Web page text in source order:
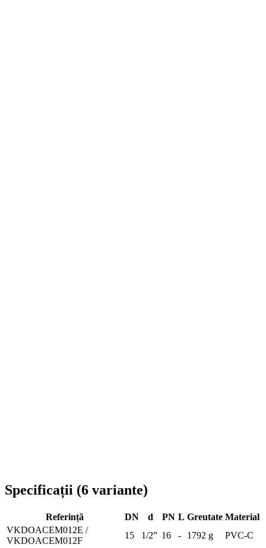
Specificații (6 variante)
Referință DN d PN L Greutate Material
VKDOACEM012E /
VKDOACEM012F
15 1/2” 16 - 1792 g
PVC-C